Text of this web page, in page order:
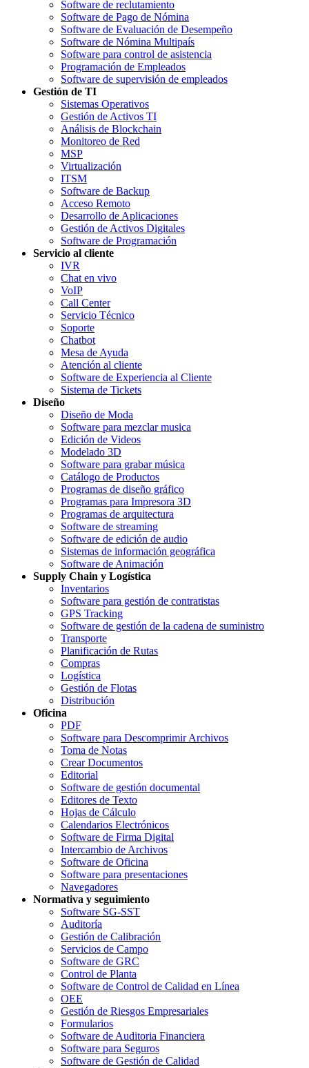
Software de reclutamiento
Software de Pago de Nómina
Software de Evaluación de Desempeño
Software de Nómina Multipaís
Software para control de asistencia
Programación de Empleados
Software de supervisión de empleados
Gestión de TI
Sistemas Operativos
Gestión de Activos TI
Análisis de Blockchain
Monitoreo de Red
MSP
Virtualización
ITSM
Software de Backup
Acceso Remoto
Desarrollo de Aplicaciones
Gestión de Activos Digitales
Software de Programación
Servicio al cliente
IVR
Chat en vivo
VoIP
Call Center
Servicio Técnico
Soporte
Chatbot
Mesa de Ayuda
Atención al cliente
Software de Experiencia al Cliente
Sistema de Tickets
Diseño
Diseño de Moda
Software para mezclar musica
Edición de Videos
Modelado 3D
Software para grabar música
Catálogo de Productos
Programas de diseño gráfico
Programas para Impresora 3D
Programas de arquitectura
Software de streaming
Software de edición de audio
Sistemas de información geográfica
Software de Animación
Supply Chain y Logística
Inventarios
Software para gestión de contratistas
GPS Tracking
Software de gestión de la cadena de suministro
Transporte
Planificación de Rutas
Compras
Logística
Gestión de Flotas
Distribución
Oficina
PDF
Software para Descomprimir Archivos
Toma de Notas
Crear Documentos
Editorial
Software de gestión documental
Editores de Texto
Hojas de Cálculo
Calendarios Electrónicos
Software de Firma Digital
Intercambio de Archivos
Software de Oficina
Software para presentaciones
Navegadores
Normativa y seguimiento
Software SG-SST
Auditoría
Gestión de Calibración
Servicios de Campo
Software de GRC
Control de Planta
Software de Control de Calidad en Línea
OEE
Gestión de Riesgos Empresariales
Formularios
Software de Auditoria Financiera
Software para Seguros
Software de Gestión de Calidad